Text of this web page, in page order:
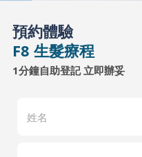
預約體驗
F8 生髮療程
1分鐘自助登記 立即辦妥